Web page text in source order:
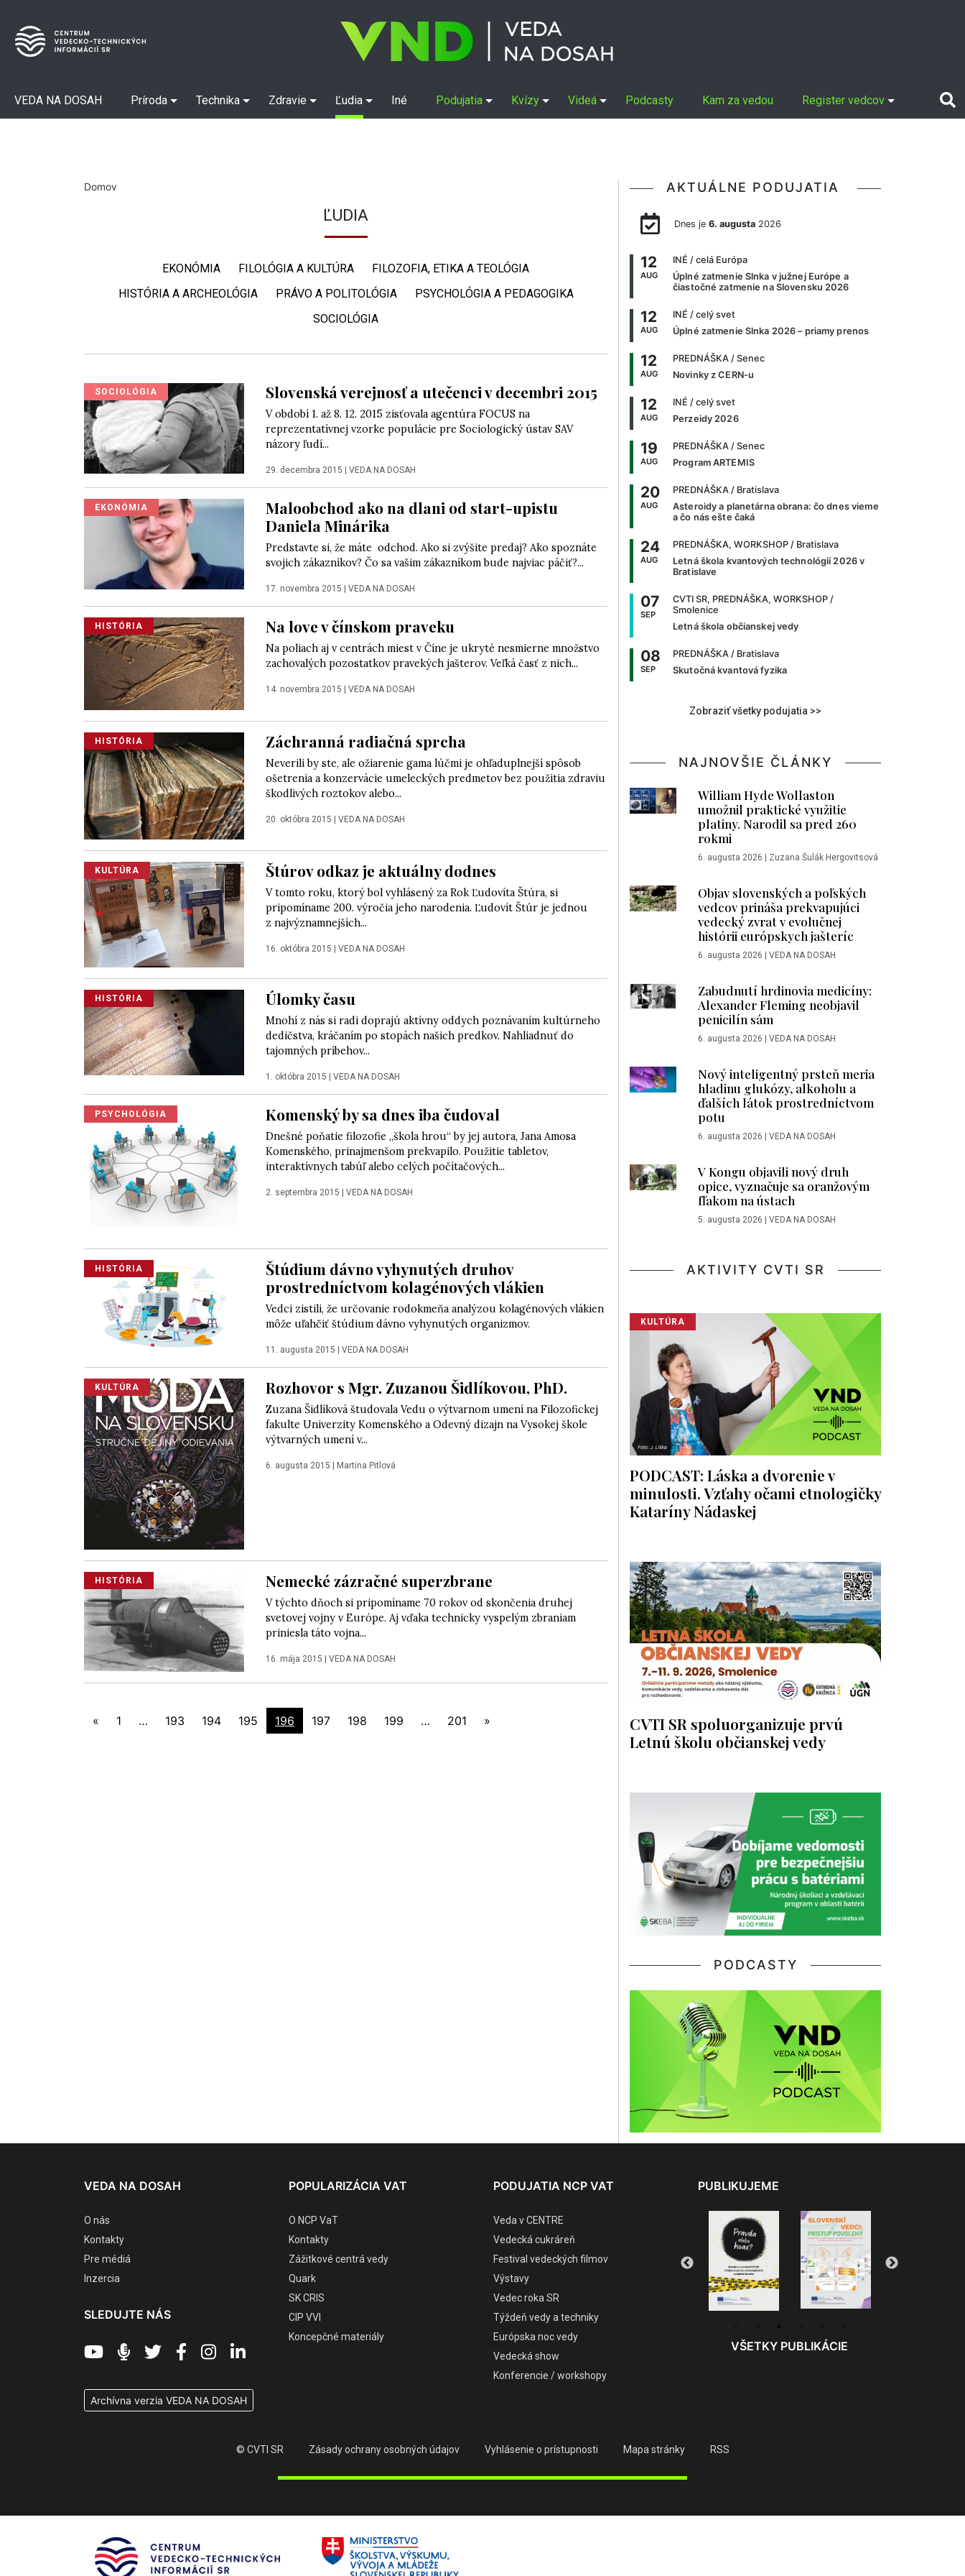
VEDA NA DOSAH Príroda Technika Zdravie Ľudia Iné Podujatia Kvízy Videá Podcasty Kam za vedou Register vedcov
Domov
ĽUDIA
EKONÓMIA FILOLÓGIA A KULTÚRA
FILOZOFIA, ETIKA A TEOLÓGIA
HISTÓRIA A ARCHEOLÓGIA
PRÁVO A POLITOLÓGIA
PSYCHOLÓGIA A PEDAGOGIKA
SOCIOLÓGIA
SOCIOLÓGIA Slovenská verejnosť a utečenci v decembri 2015
V období 1. až 8. 12. 2015 zisťovala agentúra FOCUS na
reprezentatívnej vzorke populácie pre Sociologický ústav SAV
názory ľudí...
29. decembra 2015 VEDA NA DOSAH
EKONÓMIA
Maloobchod ako na dlani od start-upistu
Daniela Minárika
Predstavte si, že máte odchod. Ako si zvýšite predaj? Ako spoznáte
svojich zákazníkov? Čo sa vašim zákazníkom bude najviac páčiť?...
17. novembra 2015 VEDA NA DOSAH
HISTÓRIA Na love v čínskom praveku
Na poliach aj v centrách miest v Číne je ukryté nesmierne množstvo
zachovalých pozostatkov pravekých jašterov. Veľká časť z nich...
14. novembra 2015 VEDA NA DOSAH
HISTÓRIA Záchranná radiačná sprcha
Neverili by ste, ale ožiarenie gama lúčmi je ohľaduplnejší spôsob
ošetrenia a konzervácie umeleckých predmetov bez použitia zdraviu
škodlivých roztokov alebo...
20. októbra 2015 | VEDA NA DOSAH
KULTÚRA Štúrov odkaz je aktuálny dodnes
V tomto roku, ktorý bol vyhlásený za Rok Ľudovíta Štúra, si
pripomíname 200. výročia jeho narodenia. Ľudovít Štúr je jednou
z najvýznamnejších...
16. októbra 2015 | VEDA NA DOSAH
HISTÓRIA Úlomky času
Mnohí z nás si radi doprajú aktívny oddych poznávaním kultúrneho
dedičstva, kráčaním po stopách našich predkov. Nahliadnuť do
tajomných príbehov...
1. októbra 2015 VEDA NA DOSAH
PSYCHOLÓGIA Komenský by sa dnes iba čudoval
Dnešné poňatie filozofie „škola hrou“ by jej autora, Jana Amosa
Komenského, prinajmenšom prekvapilo. Použitie tabletov,
interaktívnych tabúľ alebo celých počítačových...
2. septembra 2015 VEDA NA DOSAH
HISTÓRIA
Štúdium dávno vyhynutých druhov
prostredníctvom kolagénových vlákien
Vedci zistili, že určovanie rodokmeňa analýzou kolagénových vlákien
môže uľahčiť štúdium dávno vyhynutých organizmov.
11. augusta 2015 VEDA NA DOSAH
KULTÚRA Rozhovor s Mgr. Zuzanou Šidlíkovou, PhD.
Zuzana Šidlíková študovala Vedu o výtvarnom umení na Filozofickej
fakulte Univerzity Komenského a Odevný dizajn na Vysokej škole
výtvarných umení v...
6. augusta 2015 Martina Pitlová
HISTÓRIA Nemecké zázračné superzbrane
V týchto dňoch si pripomíname 70 rokov od skončenia druhej
svetovej vojny v Európe. Aj vďaka technicky vyspelým zbraniam
priniesla táto vojna...
16. mája 2015 VEDA NA DOSAH
« 1 … 193 194 195 196 197 198 199 … 201 »
AKTUÁLNE PODUJATIA
Dnes je 6. augusta2026
12
AUG
INÉ / celá Európa
Úplné zatmenie Slnka v južnej Európe a
čiastočné zatmenie na Slovensku 2026
12
AUG
INÉ / celý svet
Úplné zatmenie Slnka 2026 – priamy prenos
12
AUG
PREDNÁŠKA / Senec
Novinky z CERN-u
12
AUG
INÉ / celý svet
Perzeidy 2026
19
AUG
PREDNÁŠKA / Senec
Program ARTEMIS
20
AUG
PREDNÁŠKA / Bratislava
Asteroidy a planetárna obrana: čo dnes vieme
a čo nás ešte čaká
24
AUG
PREDNÁŠKA, WORKSHOP / Bratislava
Letná škola kvantových technológií 2026 v
Bratislave
07
SEP
CVTI SR, PREDNÁŠKA, WORKSHOP /
Smolenice
Letná škola občianskej vedy
08
SEP
PREDNÁŠKA / Bratislava
Skutočná kvantová fyzika
Zobraziť všetky podujatia >>
NAJNOVŠIE ČLÁNKY
William Hyde Wollaston
umožnil praktické využitie
platiny. Narodil sa pred 260
rokmi
6. augusta 2026 | Zuzana Šulák Hergovitsová
Objav slovenských a poľských
vedcov prináša prekvapujúci
vedecký zvrat v evolučnej
histórii európskych jašteríc
6. augusta 2026 | VEDA NA DOSAH
Zabudnutí hrdinovia medicíny:
Alexander Fleming neobjavil
penicilín sám
6. augusta 2026 | VEDA NA DOSAH
Nový inteligentný prsteň meria
hladinu glukózy, alkoholu a
ďalších látok prostredníctvom
potu
6. augusta 2026 | VEDA NA DOSAH
V Kongu objavili nový druh
opice, vyznačuje sa oranžovým
fľakom na ústach
5. augusta 2026 | VEDA NA DOSAH
AKTIVITY CVTI SR
KULTÚRA
PODCAST: Láska a dvorenie v
minulosti. Vzťahy očami etnologičky
Kataríny Nádaskej
CVTI SR spoluorganizuje prvú
Letnú školu občianskej vedy
PODCASTY
VEDA NA DOSAH
O nás
Kontakty
Pre médiá
Inzercia
SLEDUJTE NÁS
Archívna verzia VEDA NA DOSAH
POPULARIZÁCIA VAT
O NCP VaT
Kontakty
Zážitkové centrá vedy
Quark
SK CRIS
CIP VVI
Koncepčné materiály
PODUJATIA NCP VAT
Veda v CENTRE
Vedecká cukráreň
Festival vedeckých filmov
Výstavy
Vedec roka SR
Týždeň vedy a techniky
Európska noc vedy
Vedecká show
Konferencie / workshopy
PUBLIKUJEME
VŠETKY PUBLIKÁCIE
© CVTI SR Zásady ochrany osobných údajov Vyhlásenie o prístupnosti Mapa stránky RSS